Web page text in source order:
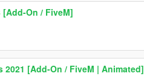
On / FiveM]
2021 [Add-On / FiveM | Animated]